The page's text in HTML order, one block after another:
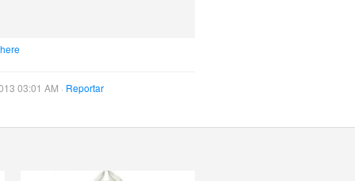
03:01 AM · Reportar